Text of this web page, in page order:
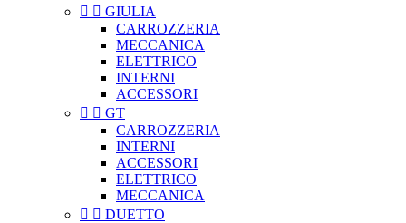
  GIULIA
CARROZZERIA
MECCANICA
ELETTRICO
INTERNI
ACCESSORI
  GT
CARROZZERIA
INTERNI
ACCESSORI
ELETTRICO
MECCANICA
  DUETTO